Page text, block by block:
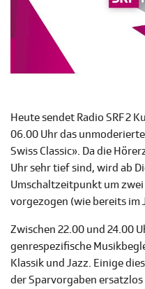
Heute sendet Radio SRF 2
06.00 Uhr das
Swiss Classic». Da die
Uhr sehr tief sind, wird ab
Umschaltzeitpunkt um
vorgezogen (wie bereits im
Zwischen 22.00 und 24.00
genrespezifische
Klassik und Jazz. Einige
der Sparvorgaben